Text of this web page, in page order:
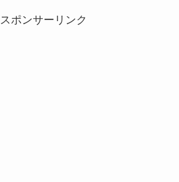
スポンサーリンク